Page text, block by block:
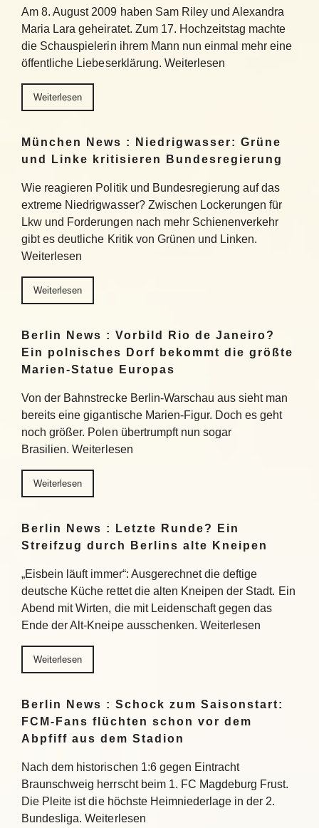
Am 8. August 2009 haben Sam Riley und Alexandra
Maria Lara geheiratet. Zum 17. Hochzeitstag machte
die Schauspielerin ihrem Mann nun einmal mehr eine
öffentliche Liebeserklärung. Weiterlesen
Weiterlesen
München News : Niedrigwasser: Grüne
und Linke kritisieren Bundesregierung
Wie reagieren Politik und Bundesregierung auf das
extreme Niedrigwasser? Zwischen Lockerungen für
Lkw und Forderungen nach mehr Schienenverkehr
gibt es deutliche Kritik von Grünen und Linken.
Weiterlesen
Weiterlesen
Berlin News : Vorbild Rio de Janeiro?
Ein polnisches Dorf bekommt die größte
Marien-Statue Europas
Von der Bahnstrecke Berlin-Warschau aus sieht man
bereits eine gigantische Marien-Figur. Doch es geht
noch größer. Polen übertrumpft nun sogar
Brasilien. Weiterlesen
Weiterlesen
Berlin News : Letzte Runde? Ein
Streifzug durch Berlins alte Kneipen
„Eisbein läuft immer“: Ausgerechnet die deftige
deutsche Küche rettet die alten Kneipen der Stadt. Ein
Abend mit Wirten, die mit Leidenschaft gegen das
Ende der Alt-Kneipe ausschenken. Weiterlesen
Weiterlesen
Berlin News : Schock zum Saisonstart:
FCM-Fans flüchten schon vor dem
Abpfiff aus dem Stadion
Nach dem historischen 1:6 gegen Eintracht
Braunschweig herrscht beim 1. FC Magdeburg Frust.
Die Pleite ist die höchste Heimniederlage in der 2.
Bundesliga. Weiterlesen